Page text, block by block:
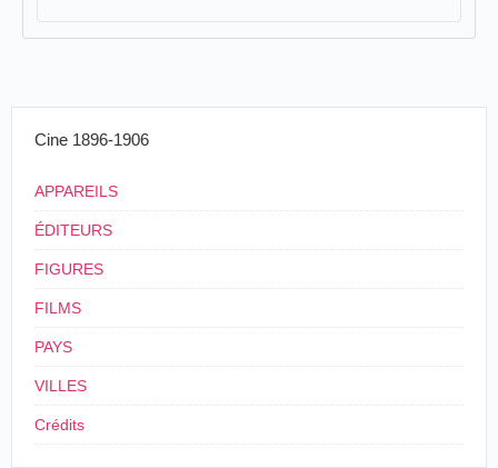
Cine 1896-1906
APPAREILS
ÉDITEURS
FIGURES
FILMS
PAYS
VILLES
Crédits